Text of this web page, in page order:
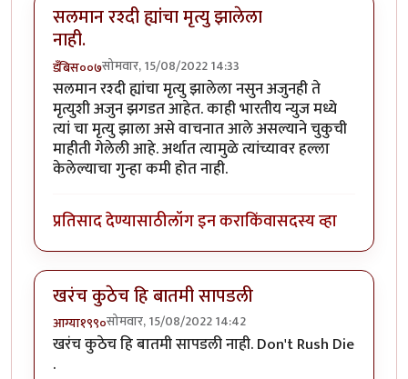
सलमान रश्दी ह्यांचा मृत्यु झालेला
नाही.
डँबिस००७सोमवार, 15/08/2022 14:33
सलमान रश्दी ह्यांचा मृत्यु झालेला नसुन अजुनही ते
मृत्युशी अजुन झगडत आहेत. काही भारतीय न्युज मध्ये
त्यां चा मृत्यु झाला असे वाचनात आले असल्याने चुकुची
माहीती गेलेली आहे. अर्थात त्यामुळे त्यांच्यावर हल्ला
केलेल्याचा गुन्हा कमी होत नाही.
प्रतिसाद देण्यासाठीलॉग इन कराकिंवासदस्य व्हा
खरंच कुठेच हि बातमी सापडली
आग्या१९९०सोमवार, 15/08/2022 14:42
खरंच कुठेच हि बातमी सापडली नाही. Don't Rush Die
.